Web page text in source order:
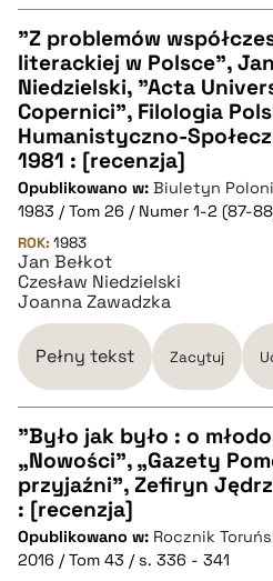
CZYSTY TEKST
pobierz cytat
BIBTEX
pobierz cytat
"Z problemów
literackiej w Polsce",
Niedzielski, "Acta
Copernici", Filologia
Humanistyczno-
1981 : [recenzja]
Opublikowano w: Biuletyn
1983 / Tom 26 / Numer 1-2 (87-
ROK: 1983
Jan Bełkot
Czesław Niedzielski
Joanna Zawadzka
Pełny tekst Zacytuj
CZYSTY TEKST
pobierz cytat
"Było jak było : o
„Nowości”, „Gazety
przyjaźni", Zefiryn
: [recenzja]
Opublikowano w: Rocznik
2016 / Tom 43 / s. 336 - 341